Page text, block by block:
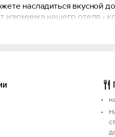
насладиться вкусной
изюминка нашего отеля -
потрясающий